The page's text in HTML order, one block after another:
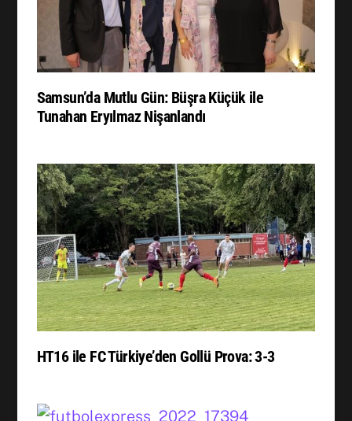
Samsun’da Mutlu Gün: Büşra Küçük ile
Tunahan Eryılmaz Nişanlandı
HT16 ile FC Türkiye’den Gollü Prova: 3-3